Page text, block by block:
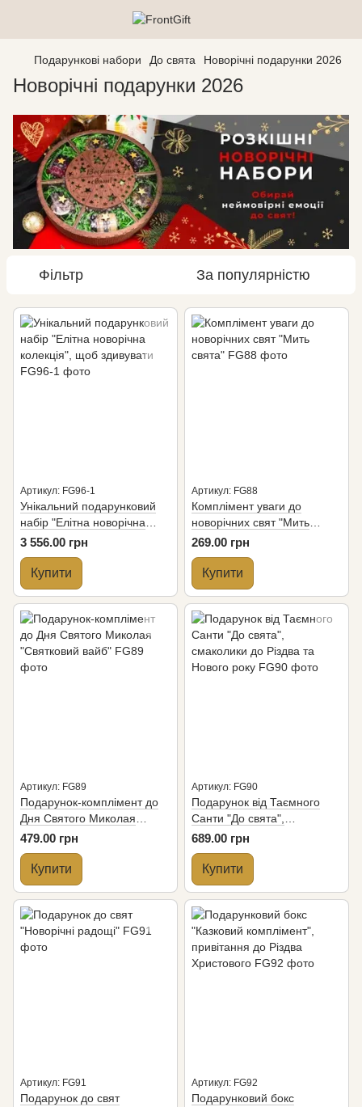
Подарункові набори До свята Новорічні подарунки 2026
Новорічні подарунки 2026
Фільтр За популярністю
Артикул: FG96-1
Унікальний подарунковий
набір "Елітна новорічна
колекція", щоб здивувати
3 556.00 грн
Купити
Артикул: FG88
Комплімент уваги до
новорічних свят "Мить
свята"
269.00 грн
Купити
Артикул: FG89
Подарунок-комплімент до
Дня Святого Миколая
"Святковий вайб"
479.00 грн
Купити
Артикул: FG90
Подарунок від Таємного
Санти "До свята",
смаколики до Різдва та
Нового року
689.00 грн
Купити
Артикул: FG91
Подарунок до свят
Артикул: FG92
Подарунковий бокс